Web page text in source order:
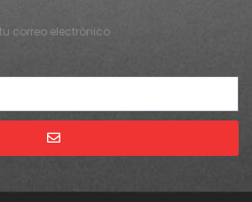
correo electrónico